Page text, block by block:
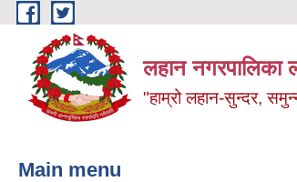
Skip to main content
लहान नगरपालिका
"हाम्रो लहान-सुन्दर,
Main menu